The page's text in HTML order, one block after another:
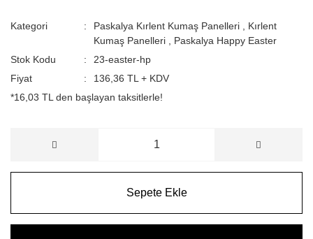
Kategori Paskalya Kırlent Kumaş Panelleri
Kırlent
Kumaş Panelleri
Paskalya Happy Easter
Stok Kodu
23-easter-hp
Fiyat
136,36 TL + KDV
*16,03 TL den başlayan taksitlerle!
Sepete Ekle